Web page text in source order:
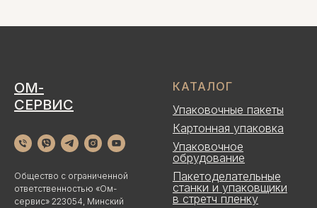
ОМ-
СЕРВИС
Общество с ограниченной
ответственностью «Ом-
сервис» 223054, Минский
КАТАЛОГ
Упаковочные пакеты
Картонная упаковка
Упаковочное
обрудование
Пакетоделательные
станки и упаковщики
в стретч пленку